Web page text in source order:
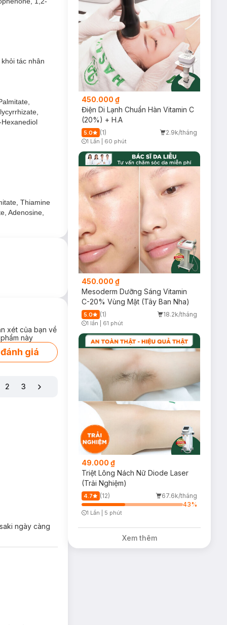
của xứ Hàn.
tác nhân
Thiamine
Adenosine,
xét của bạn về
này
giá
2 3
ngày càng
450.000 ₫
Điện Di Lạnh Chuẩn Hàn Vitamin C
(20%) + H.A
5.0 (1) 2.9k/tháng
1 Lần 60 phút
450.000 ₫
Mesoderm Dưỡng Sáng Vitamin
C-20% Vùng Mặt (Tây Ban Nha)
5.0 (1) 18.2k/tháng
Timer Gray Icon
1 lần 61 phút
49.000 ₫
Triệt Lông Nách Nữ Diode Laser
(Trải Nghiệm)
4.7 (12)
67.6k/tháng
43%
1 Lần 5 phút
Xem thêm